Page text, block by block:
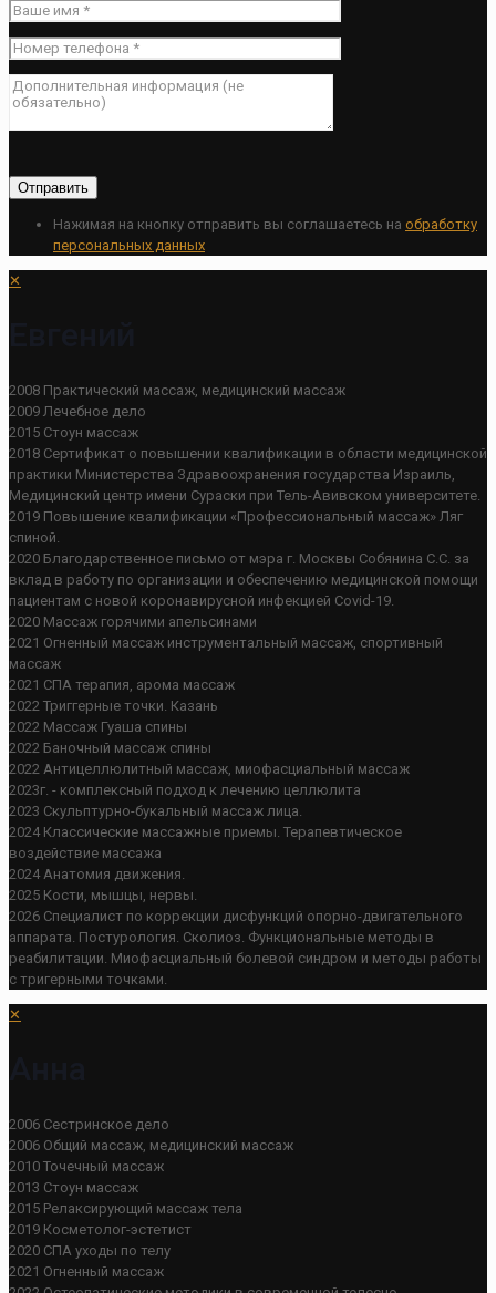
Нажимая на кнопку отправить вы соглашаетесь на обработку
персональных данных
✕
2008 Практический массаж, медицинский массаж
2009 Лечебное дело
2015 Стоун массаж
2018 Сертификат о повышении квалификации в области медицинской
практики Министерства Здравоохранения государства Израиль,
Медицинский центр имени Сураски при Тель-Авивском университете.
2019 Повышение квалификации «Профессиональный массаж» Ляг
спиной.
2020 Благодарственное письмо от мэра г. Москвы Собянина С.С. за
вклад в работу по организации и обеспечению медицинской помощи
пациентам с новой коронавирусной инфекцией Covid-19.
2020 Массаж горячими апельсинами
2021 Огненный массаж инструментальный массаж, спортивный
массаж
2021 СПА терапия, арома массаж
2022 Триггерные точки. Казань
2022 Массаж Гуаша спины
2022 Баночный массаж спины
2022 Антицеллюлитный массаж, миофасциальный массаж
2023г. - комплексный подход к лечению целлюлита
2023 Скульптурно-букальный массаж лица.
2024 Классические массажные приемы. Терапевтическое
воздействие массажа
2024 Анатомия движения.
2025 Кости, мышцы, нервы.
2026 Специалист по коррекции дисфункций опорно-двигательного
аппарата. Постурология. Сколиоз. Функциональные методы в
реабилитации. Миофасциальный болевой синдром и методы работы
с тригерными точками.
✕
2006 Сестринское дело
2006 Общий массаж, медицинский массаж
2010 Точечный массаж
2013 Стоун массаж
2015 Релаксирующий массаж тела
2019 Косметолог-эстетист
2020 СПА уходы по телу
2021 Огненный массаж